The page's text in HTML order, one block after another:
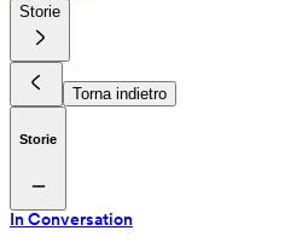
Storie
Torna indietro
Storie
In Conversation